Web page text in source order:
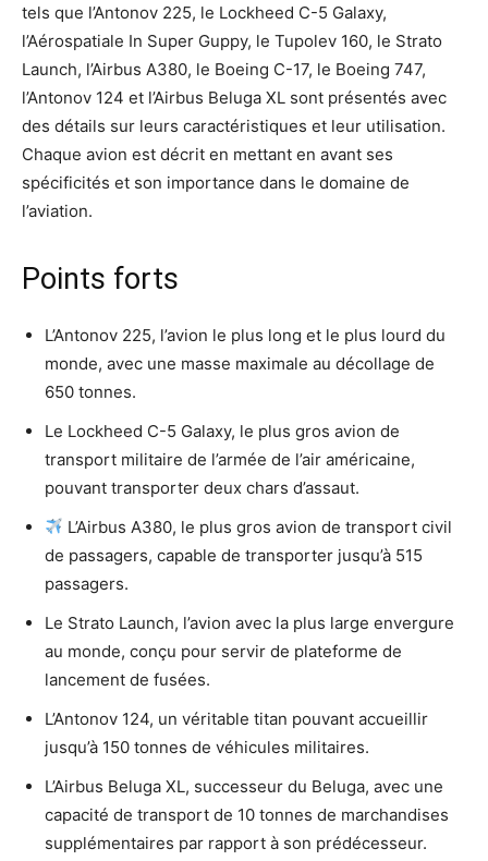
tels que l’Antonov 225, le Lockheed C-5 Galaxy,
l’Aérospatiale In Super Guppy, le Tupolev 160, le Strato
Launch, l’Airbus A380, le Boeing C-17, le Boeing 747,
l’Antonov 124 et l’Airbus Beluga XL sont présentés avec
des détails sur leurs caractéristiques et leur utilisation.
Chaque avion est décrit en mettant en avant ses
spécificités et son importance dans le domaine de
l’aviation.
Points forts
L’Antonov 225, l’avion le plus long et le plus lourd du
monde, avec une masse maximale au décollage de
650 tonnes.
Le Lockheed C-5 Galaxy, le plus gros avion de
transport militaire de l’armée de l’air américaine,
pouvant transporter deux chars d’assaut.
L’Airbus A380, le plus gros avion de transport civil
de passagers, capable de transporter jusqu’à 515
passagers.
Le Strato Launch, l’avion avec la plus large envergure
au monde, conçu pour servir de plateforme de
lancement de fusées.
L’Antonov 124, un véritable titan pouvant accueillir
jusqu’à 150 tonnes de véhicules militaires.
L’Airbus Beluga XL, successeur du Beluga, avec une
capacité de transport de 10 tonnes de marchandises
supplémentaires par rapport à son prédécesseur.